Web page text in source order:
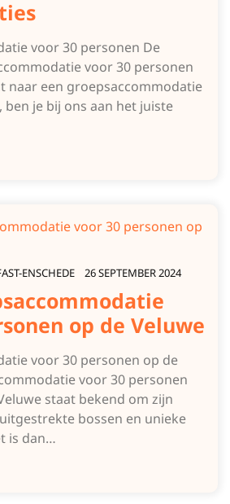
voor 30 personen De
voor 30 personen
naar een groepsaccommodatie
je bij ons aan het juiste
ENSCHEDE 26 SEPTEMBER 2024
op de Veluwe
voor 30 personen op de
voor 30 personen
staat bekend om zijn
bossen en unieke
is dan…